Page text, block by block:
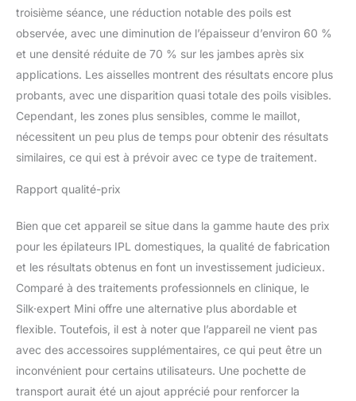
troisième séance, une réduction notable des poils est
observée, avec une diminution de l’épaisseur d’environ 60 %
et une densité réduite de 70 % sur les jambes après six
applications. Les aisselles montrent des résultats encore plus
probants, avec une disparition quasi totale des poils visibles.
Cependant, les zones plus sensibles, comme le maillot,
nécessitent un peu plus de temps pour obtenir des résultats
similaires, ce qui est à prévoir avec ce type de traitement.
Rapport qualité-prix
Bien que cet appareil se situe dans la gamme haute des prix
pour les épilateurs IPL domestiques, la qualité de fabrication
et les résultats obtenus en font un investissement judicieux.
Comparé à des traitements professionnels en clinique, le
Silk·expert Mini offre une alternative plus abordable et
flexible. Toutefois, il est à noter que l’appareil ne vient pas
avec des accessoires supplémentaires, ce qui peut être un
inconvénient pour certains utilisateurs. Une pochette de
transport aurait été un ajout apprécié pour renforcer la